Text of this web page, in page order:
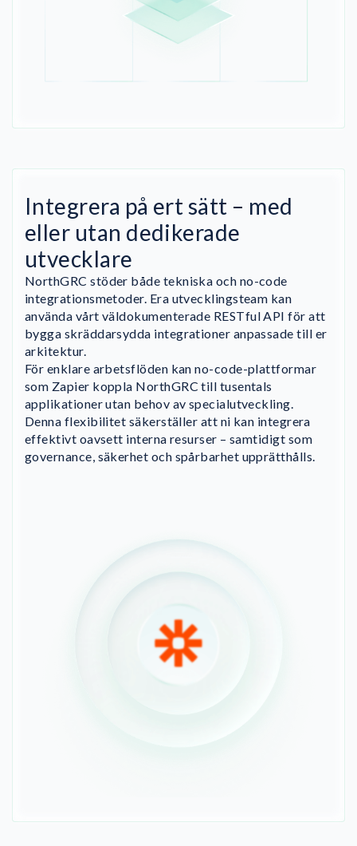
Integrera på ert sätt – med
eller utan dedikerade
utvecklare
NorthGRC stöder både tekniska och no-code
integrationsmetoder. Era utvecklingsteam kan
använda vårt väldokumenterade RESTful API för att
bygga skräddarsydda integrationer anpassade till er
arkitektur.
För enklare arbetsflöden kan no-code-plattformar
som Zapier koppla NorthGRC till tusentals
applikationer utan behov av specialutveckling.
Denna flexibilitet säkerställer att ni kan integrera
effektivt oavsett interna resurser – samtidigt som
governance, säkerhet och spårbarhet upprätthålls.